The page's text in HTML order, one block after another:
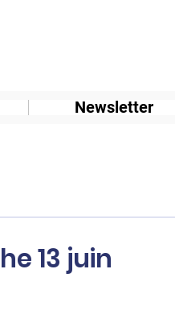
13 juin
Newsletter